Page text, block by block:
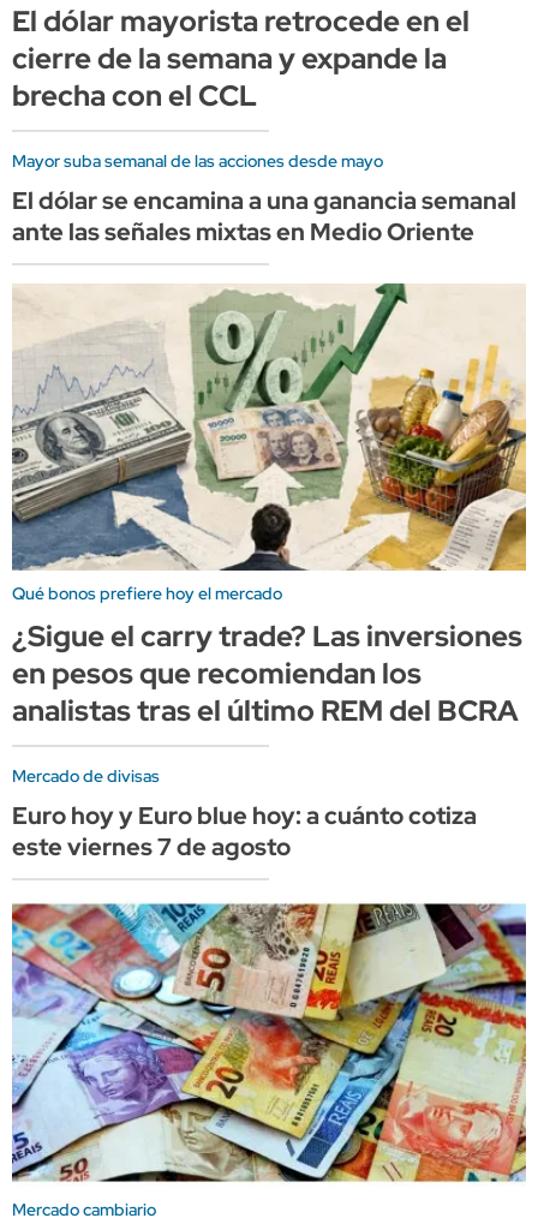
El dólar mayorista retrocede en el
cierre de la semana y expande la
brecha con el CCL
Mayor suba semanal de las acciones desde mayo
El dólar se encamina a una ganancia semanal
ante las señales mixtas en Medio Oriente
Qué bonos prefiere hoy el mercado
¿Sigue el carry trade? Las inversiones
en pesos que recomiendan los
analistas tras el último REM del BCRA
Mercado de divisas
Euro hoy y Euro blue hoy: a cuánto cotiza
este viernes 7 de agosto
Mercado cambiario